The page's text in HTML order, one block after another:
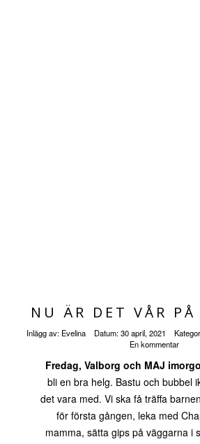
NU ÄR DET VÅR
Inlägg av: Evelina Datum:30 april, 2021
En kommentar
Fredag, Valborg och MAJ
bli en bra helg. Bastu och bubbel
det vara med. Vi ska få träffa
för första gången, leka med
mamma, sätta gips på väggarna i